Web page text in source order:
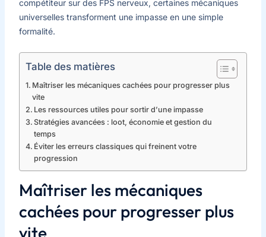
compétiteur sur des FPS nerveux, certaines mécaniques
universelles transforment une impasse en une simple
formalité.
Table des matières
Maîtriser les mécaniques cachées pour progresser plus
vite
Les ressources utiles pour sortir d’une impasse
Stratégies avancées : loot, économie et gestion du
temps
Éviter les erreurs classiques qui freinent votre
progression
Maîtriser les mécaniques
cachées pour progresser plus
vite